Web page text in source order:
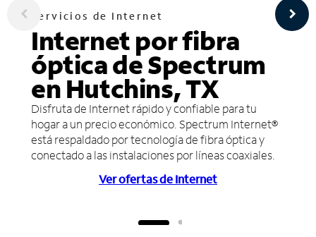
Servicios de Internet
Internet por fibra
óptica de Spectrum
en Hutchins, TX
Disfruta de Internet rápido y confiable para tu
hogar a un precio económico. Spectrum Internet®
está respaldado por tecnología de fibra óptica y
conectado a las instalaciones por líneas coaxiales.
Ver ofertas de Internet